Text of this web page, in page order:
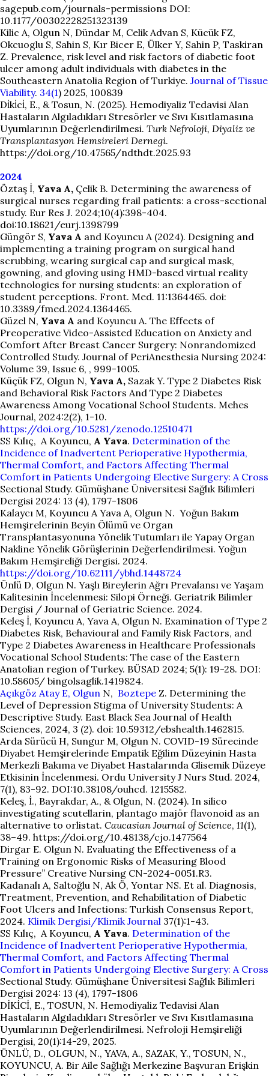
sagepub.com/journals-permissions DOI:
10.1177/00302228251323139
Kilic A, Olgun N, Dündar M, Celik Advan S, Kücük FZ,
Okcuoglu S, Sahin S, Kır Bicer E, Ülker Y, Sahin P, Taskiran
Z. Prevalence, risk level and risk factors of diabetic foot
ulcer among adult individuals with diabetes in the
Southeastern Anatolia Region of Turkiye. Journal of Tissue
Viability. 34(1) 2025, 100839
Di̇ki̇ci̇, E., & Tosun, N. (2025). Hemodiyaliz Tedavisi Alan
Hastaların Algıladıkları Stresörler ve Sıvı Kısıtlamasına
Uyumlarının Değerlendirilmesi. Turk Nefroloji, Diyaliz ve
Transplantasyon Hemsireleri Dernegi.
https://doi.org/10.47565/ndthdt.2025.93
2024
Öztaş İ, Yava A, Çelik B. Determining the awareness of
surgical nurses regarding frail patients: a cross-sectional
study. Eur Res J. 2024;10(4):398-404.
doi:10.18621/eurj.1398799
Güngör S, Yava A and Koyuncu A (2024). Designing and
implementing a training program on surgical hand
scrubbing, wearing surgical cap and surgical mask,
gowning, and gloving using HMD-based virtual reality
technologies for nursing students: an exploration of
student perceptions. Front. Med. 11:1364465. doi:
10.3389/fmed.2024.1364465.
Güzel N, Yava A and Koyuncu A. The Effects of
Preoperative Video-Assisted Education on Anxiety and
Comfort After Breast Cancer Surgery: Nonrandomized
Controlled Study. Journal of PeriAnesthesia Nursing 2024:
Volume 39, Issue 6, , 999-1005.
Küçük FZ, Olgun N, Yava A, Sazak Y. Type 2 Diabetes Risk
and Behavioral Risk Factors And Type 2 Diabetes
Awareness Among Vocational School Students. Mehes
Journal, 2024:2(2), 1-10.
https://doi.org/10.5281/zenodo.12510471
SS Kılıç, A Koyuncu, A Yava. Determination of the
Incidence of Inadvertent Perioperative Hypothermia,
Thermal Comfort, and Factors Affecting Thermal
Comfort in Patients Undergoing Elective Surgery: A Cross
Sectional Study. Gümüşhane Üniversitesi Sağlık Bilimleri
Dergisi 2024: 13 (4), 1797-1806
Kalaycı M, Koyuncu A Yava A, Olgun N. Yoğun Bakım
Hemşirelerinin Beyin Ölümü ve Organ
Transplantasyonuna Yönelik Tutumları ile Yapay Organ
Nakline Yönelik Görüşlerinin Değerlendirilmesi. Yoğun
Bakım Hemşireliği Dergisi. 2024.
https://doi.org/10.62111/ybhd.1448724
Ünlü D, Olgun N. Yaşlı Bireylerin Ağrı Prevalansı ve Yaşam
Kalitesinin İncelenmesi: Silopi Örneği. Geriatrik Bilimler
Dergisi / Journal of Geriatric Science. 2024.
Keleş İ, Koyuncu A, Yava A, Olgun N. Examination of Type 2
Diabetes Risk, Behavioural and Family Risk Factors, and
Type 2 Diabetes Awareness in Healthcare Professionals
Vocational School Students: The case of the Eastern
Anatolian region of Turkey. BÜSAD 2024; 5(1): 19-28. DOI:
10.58605/ bingolsaglik.1419824.
Açıkgöz Atay E, Olgun N, Boztepe Z. Determining the
Level of Depression Stigma of University Students: A
Descriptive Study. East Black Sea Journal of Health
Sciences, 2024, 3 (2). doi: 10.59312/ebshealth.1462815.
Arda Sürücü H, Sungur M, Olgun N. COVID-19 Sürecinde
Diyabet Hemşirelerinde Empatik Eğilim Düzeyinin Hasta
Merkezli Bakıma ve Diyabet Hastalarında Glisemik Düzeye
Etkisinin İncelenmesi. Ordu University J Nurs Stud. 2024,
7(1), 83-92. DOI:10.38108/ouhcd. 1215582.
Keleş, İ., Bayrakdar, A., & Olgun, N. (2024). In silico
investigating scutellarin, plantago majör flavonoid as an
alternative to orlistat. Caucasian Journal of Science, 11(1),
38–49. https://doi.org/10.48138/cjo.1477564
Dirgar E. Olgun N. Evaluating the Effectiveness of a
Training on Ergonomic Risks of Measuring Blood
Pressure” Creative Nursing CN-2024-0051.R3.
Kadanalı A, Saltoğlu N, Ak Ö, Yontar NS. Et al. Diagnosis,
Treatment, Prevention, and Rehabilitation of Diabetic
Foot Ulcers and Infections: Turkish Consensus Report,
2024. Klimik Dergisi/Klimik Journal 37(1):1-43.
SS Kılıç, A Koyuncu, A Yava. Determination of the
Incidence of Inadvertent Perioperative Hypothermia,
Thermal Comfort, and Factors Affecting Thermal
Comfort in Patients Undergoing Elective Surgery: A Cross
Sectional Study. Gümüşhane Üniversitesi Sağlık Bilimleri
Dergisi 2024: 13 (4), 1797-1806
DİKİCİ, E., TOSUN, N. Hemodiyaliz Tedavisi Alan
Hastaların Algıladıkları Stresörler ve Sıvı Kısıtlamasına
Uyumlarının Değerlendirilmesi. Nefroloji Hemşireliği
Dergisi, 20(1):14-29, 2025.
ÜNLÜ, D., OLGUN, N., YAVA, A., SAZAK, Y., TOSUN, N.,
KOYUNCU, A. Bir Aile Sağlığı Merkezine Başvuran Erişkin